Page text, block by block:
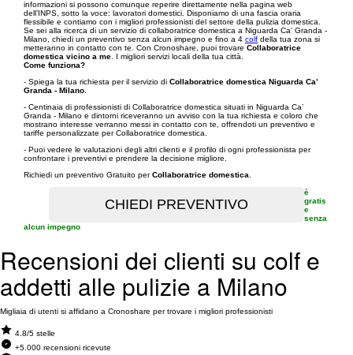
informazioni si possono comunque reperire direttamente nella pagina web
dell’INPS, sotto la voce: lavoratori domestici. Disponiamo di una fascia oraria
flessibile e contiamo con i migliori professionisti del settore della pulizia domestica.
Se sei alla ricerca di un servizio di collaboratrice domestica a Niguarda Ca’ Granda -
Milano, chiedi un preventivo senza alcun impegno e fino a 4 colf della tua zona si
metteranno in contatto con te. Con Cronoshare, puoi trovare Collaboratrice
domestica vicino a me . I migliori servizi locali della tua città.
Come funziona?
- Spiega la tua richiesta per il servizio di Collaboratrice domestica Niguarda Ca’
Granda - Milano
- Centinaia di professionisti di Collaboratrice domestica situati in Niguarda Ca’
Granda - Milano e dintorni riceveranno un avviso con la tua richiesta e coloro che
mostrano interesse verranno messi in contatto con te, offrendoti un preventivo e
tariffe personalizzate per Collaboratrice domestica.
- Puoi vedere le valutazioni degli altri clienti e il profilo di ogni professionista per
confrontare i preventivi e prendere la decisione migliore.
Richiedi un preventivo Gratuito perCollaboratrice domestica
è
gratis
e
senza
alcun impegno
Recensioni dei clienti su colf e
addetti alle pulizie a Milano
Migliaia di utenti si affidano a Cronoshare per trovare i migliori professionisti
4.8/5 stelle
+5.000 recensioni ricevute